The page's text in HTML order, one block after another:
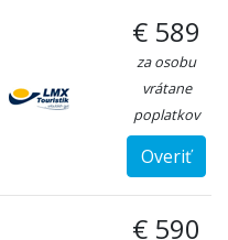
€ 589
za osobu
vrátane
poplatkov
Overiť
€ 590